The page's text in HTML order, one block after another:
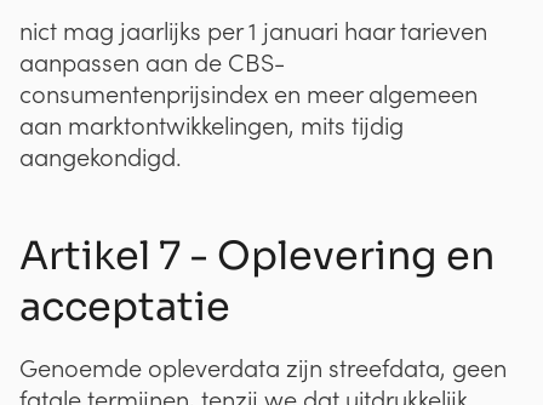
nict mag jaarlijks per 1 januari haar tarieven
aanpassen aan de CBS-
consumentenprijsindex en meer algemeen
aan marktontwikkelingen, mits tijdig
aangekondigd.
Artikel 7 - Oplevering en
acceptatie
Genoemde opleverdata zijn streefdata, geen